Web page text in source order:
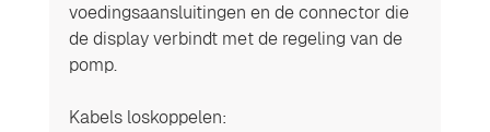
voedingsaansluitingen en de connector die
de display verbindt met de regeling van de
pomp.
Kabels loskoppelen: